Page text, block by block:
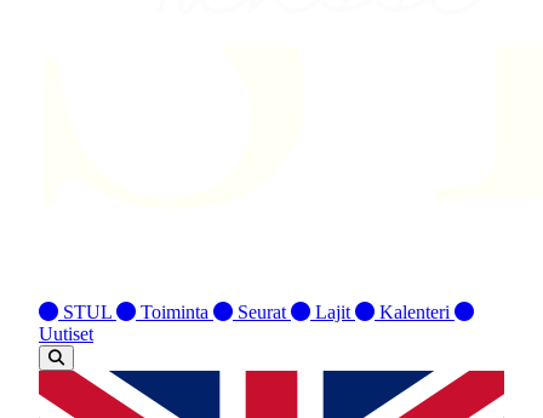
STUL Toiminta Seurat Lajit
Kalenteri
Uutiset